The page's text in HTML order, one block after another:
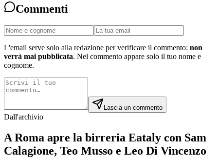
Commenti
L'email serve solo alla redazione per verificare il commento: non
verrà mai pubblicata. Nel commento appare solo il tuo nome e
cognome.
Lascia un commento
Dall'archivio
A Roma apre la birreria Eataly con Sam
Calagione, Teo Musso e Leo Di Vincenzo